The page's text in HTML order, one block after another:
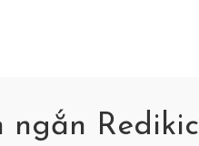
ngắn